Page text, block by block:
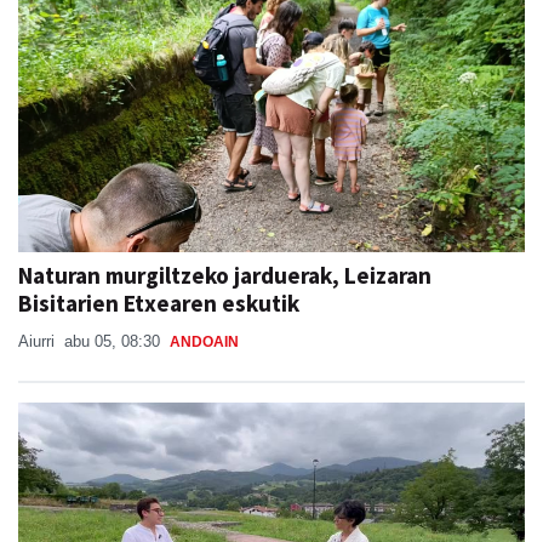
Naturan murgiltzeko jarduerak, Leizaran
Bisitarien Etxearen eskutik
Aiurri abu 05, 08:30 ANDOAIN